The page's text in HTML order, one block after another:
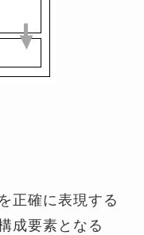
正確に表現する
成要素となる